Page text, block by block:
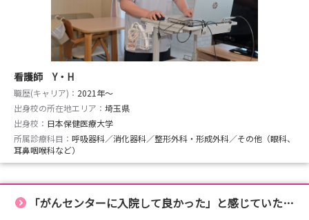
看護師 Y・H
職歴(キャリア)： 2021年〜
出身校の所在地エリア： 埼玉県
出身校： 日本保健医療大学
所属診療科目： 呼吸器科／消化器科／整形外科・形成外科／その他（眼科、
耳鼻咽喉科など）
「がんセンターに入院して良かった」と感じていただけるように